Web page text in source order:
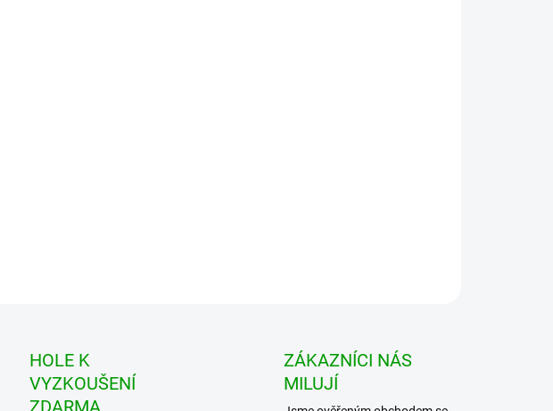
HOLE K
VYZKOUŠENÍ
ZÁKAZNÍCI NÁS
MILUJÍ